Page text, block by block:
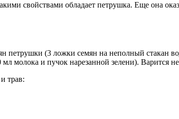
свойствами обладает петрушка. Еще она
петрушки (3 ложки семян на неполный стакан
молока и пучок нарезанной зелени). Варится
трав: